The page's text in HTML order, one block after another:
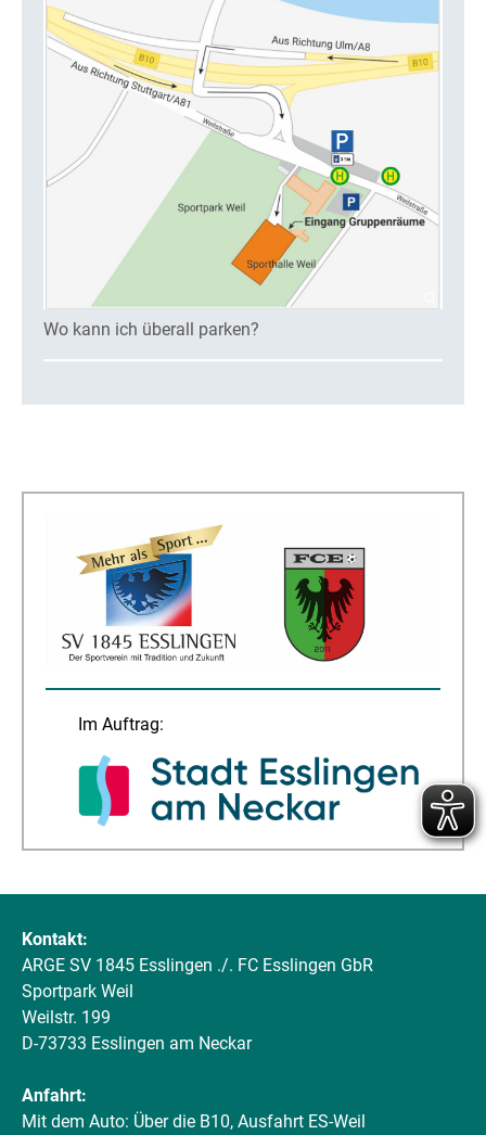
Wo kann ich überall parken?
Im Auftrag:
Kontakt:
ARGE SV 1845 Esslingen ./. FC Esslingen GbR
Sportpark Weil
Weilstr. 199
D-73733 Esslingen am Neckar
Anfahrt:
Mit dem Auto: Über die B10, Ausfahrt ES-Weil